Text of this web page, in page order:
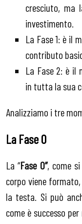
cresciuto, ma
investimento.
La Fase 1: è il
contributo
La Fase 2: è il
in tutta la sua
Analizziamo i tre
La Fase 0
La “Fase 0”, come
corpo viene
la testa. Si può
come è successo